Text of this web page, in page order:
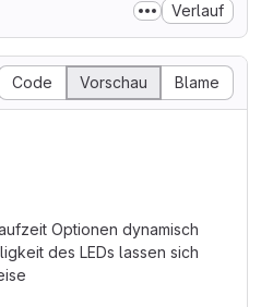
Verlauf
Code Vorschau Blame
Optionen dynamisch
des LEDs lassen sich